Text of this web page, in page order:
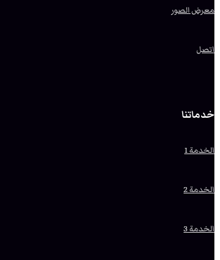
معرض الصور
اتصل
خدماتنا
الخدمة 1
الخدمة 2
الخدمة 3